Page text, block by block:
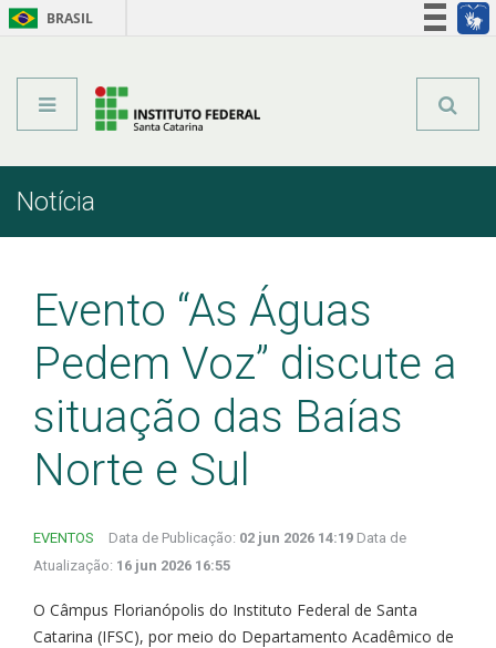
BRASIL
NotíciaInício
Evento “As Águas
Pedem Voz” discute a
situação das Baías
Norte e Sul
EVENTOS Data de Publicação: 02 jun 2026 14:19 Data de
Atualização: 16 jun 2026 16:55
O Câmpus Florianópolis do Instituto Federal de Santa
Catarina (IFSC), por meio do Departamento Acadêmico de